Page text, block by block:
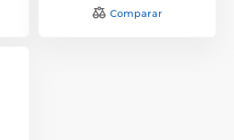
Comparar